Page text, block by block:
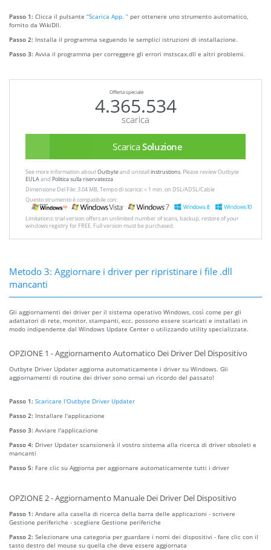
Passo 1: Clicca il pulsante “Scarica App. ” per ottenere uno strumento automatico,
fornito da WikiDll.
Passo 2: Installa il programma seguendo le semplici istruzioni di installazione.
Passo 3: Avvia il programma per correggere gli errori mstscax.dll e altri problemi.
Offerta speciale
4.365.534
scarica
ScaricaSoluzione
See more information aboutOutbyteand unistallinstrustions. Please review Outbyte
EULAand Politica sulla riservatezza
Dimensione Del File: 3.04 MB, Tempo di scarica: < 1 min. on DSL/ADSL/Cable
Questo strumento è compatibile con:
Limitations: trial version offers an unlimited number of scans, backup, restore of your
windows registry for FREE. Full version must be purchased.
Metodo 3: Aggiornare i driver per ripristinare i file .dll
mancanti
Gli aggiornamenti dei driver per il sistema operativo Windows, così come per gli
adattatori di rete, monitor, stampanti, ecc. possono essere scaricati e installati in
modo indipendente dal Windows Update Center o utilizzando utility specializzate.
OPZIONE 1 - Aggiornamento Automatico Dei Driver Del Dispositivo
Outbyte Driver Updater aggiorna automaticamente i driver su Windows. Gli
aggiornamenti di routine dei driver sono ormai un ricordo del passato!
Passo 1: Scaricare l'Outbyte Driver Updater
Passo 2: Installare l'applicazione
Passo 3: Avviare l'applicazione
Passo 4: Driver Updater scansionerà il vostro sistema alla ricerca di driver obsoleti e
mancanti
Passo 5: Fare clic su Aggiorna per aggiornare automaticamente tutti i driver
OPZIONE 2 - Aggiornamento Manuale Dei Driver Del Dispositivo
Passo 1: Andare alla casella di ricerca della barra delle applicazioni - scrivere
Gestione periferiche - scegliere Gestione periferiche
Passo 2: Selezionare una categoria per guardare i nomi dei dispositivi - fare clic con il
tasto destro del mouse su quella che deve essere aggiornata